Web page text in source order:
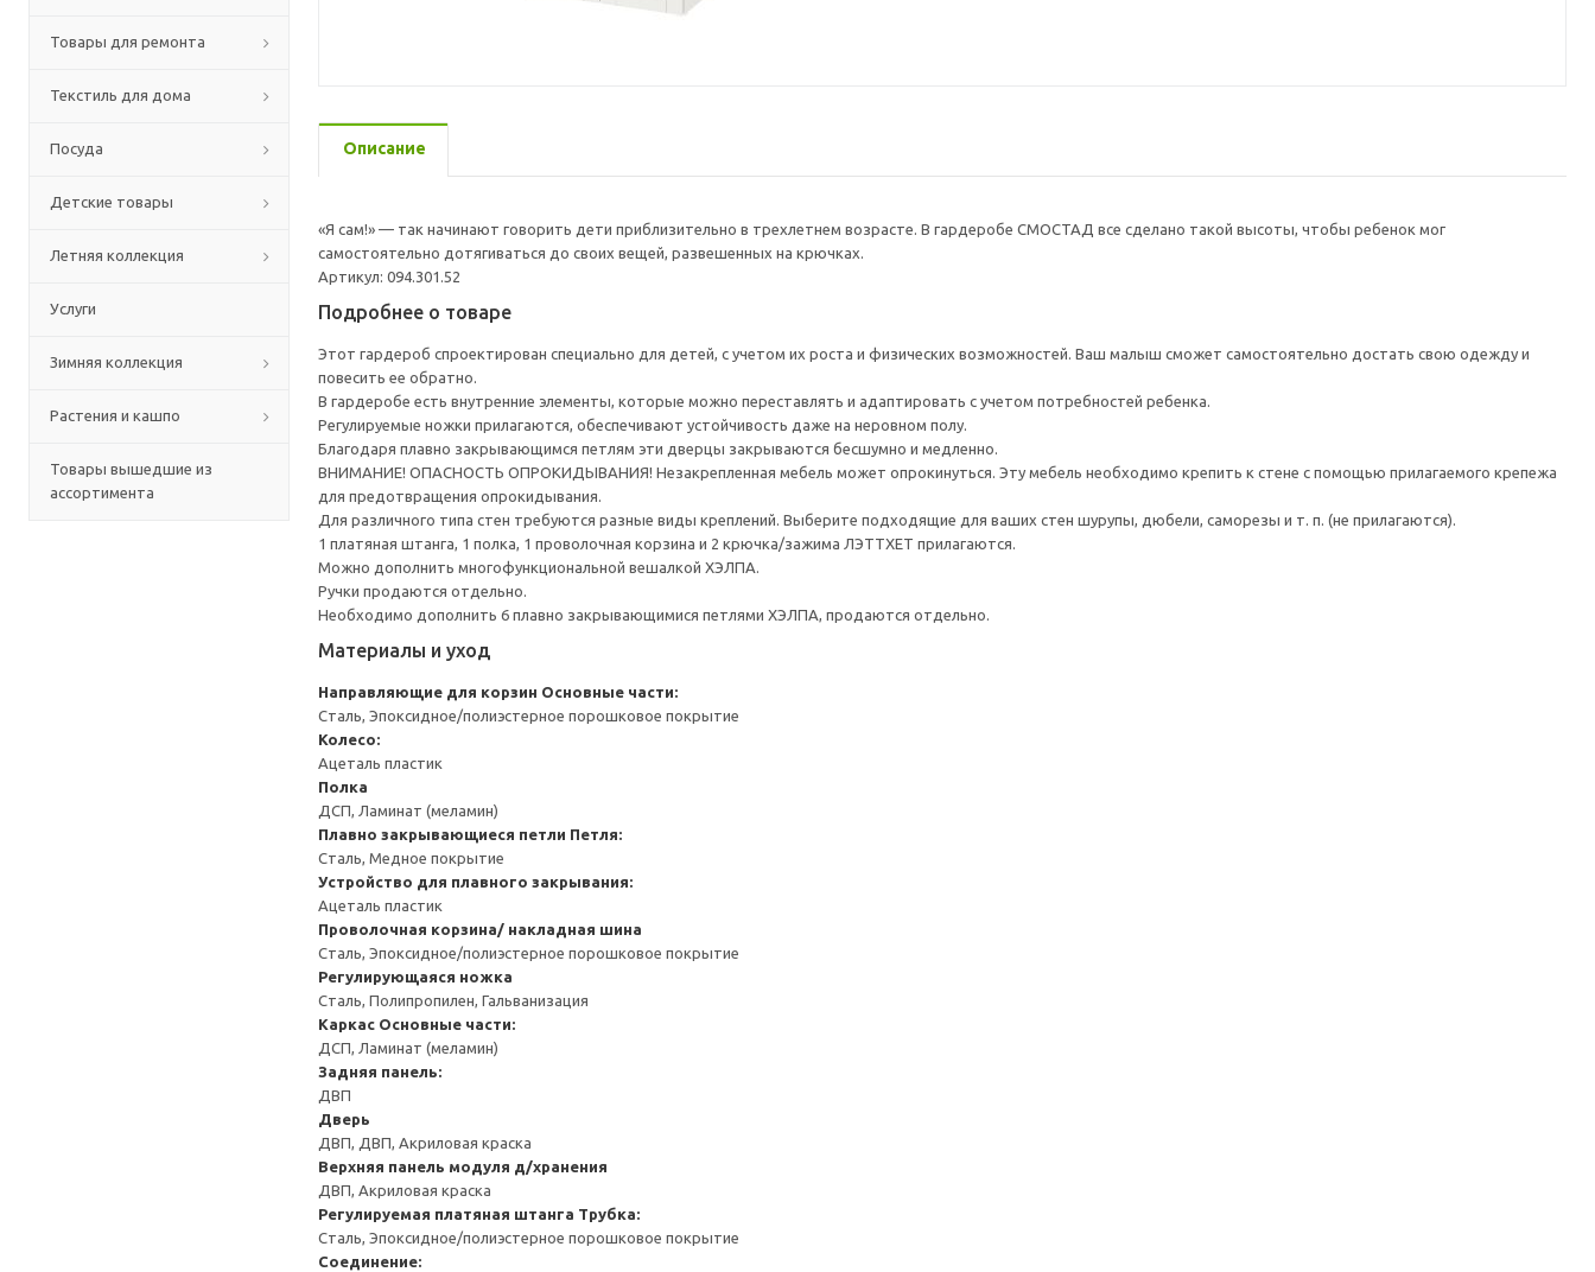
Товары для ремонта
Текстиль для дома
Посуда
Детские товары
Летняя коллекция
Услуги
Зимняя коллекция
Растения и кашпо
Товары вышедшие из
ассортимента
Описание
«Я сам!» — так начинают говорить дети приблизительно в трехлетнем возрасте. В гардеробе СМОСТАД все сделано такой высоты, чтобы ребенок мог
самостоятельно дотягиваться до своих вещей, развешенных на крючках.
Артикул: 094.301.52
Подробнее о товаре
Этот гардероб спроектирован специально для детей, с учетом их роста и физических возможностей. Ваш малыш сможет самостоятельно достать свою одежду и
повесить ее обратно.
В гардеробе есть внутренние элементы, которые можно переставлять и адаптировать с учетом потребностей ребенка.
Регулируемые ножки прилагаются, обеспечивают устойчивость даже на неровном полу.
Благодаря плавно закрывающимся петлям эти дверцы закрываются бесшумно и медленно.
ВНИМАНИЕ! ОПАСНОСТЬ ОПРОКИДЫВАНИЯ! Незакрепленная мебель может опрокинуться. Эту мебель необходимо крепить к стене с помощью прилагаемого крепежа
для предотвращения опрокидывания.
Для различного типа стен требуются разные виды креплений. Выберите подходящие для ваших стен шурупы, дюбели, саморезы и т. п. (не прилагаются).
1 платяная штанга, 1 полка, 1 проволочная корзина и 2 крючка/зажима ЛЭТТХЕТ прилагаются.
Можно дополнить многофункциональной вешалкой ХЭЛПА.
Ручки продаются отдельно.
Необходимо дополнить 6 плавно закрывающимися петлями ХЭЛПА, продаются отдельно.
Материалы и уход
Направляющие для корзин Основные части:
Сталь, Эпоксидное/полиэстерное порошковое покрытие
Колесо:
Ацеталь пластик
Полка
ДСП, Ламинат (меламин)
Плавно закрывающиеся петли Петля:
Сталь, Медное покрытие
Устройство для плавного закрывания:
Ацеталь пластик
Проволочная корзина/ накладная шина
Сталь, Эпоксидное/полиэстерное порошковое покрытие
Регулирующаяся ножка
Сталь, Полипропилен, Гальванизация
Каркас Основные части:
ДСП, Ламинат (меламин)
Задняя панель:
ДВП
Дверь
ДВП, ДВП, Акриловая краска
Верхняя панель модуля д/хранения
ДВП, Акриловая краска
Регулируемая платяная штанга Трубка:
Сталь, Эпоксидное/полиэстерное порошковое покрытие
Соединение: